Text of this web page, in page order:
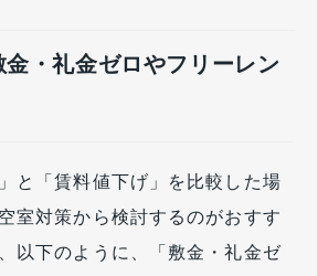
・礼金ゼロやフリーレン
と「賃料値下げ」を比較した場
室対策から検討するのがおすす
以下のように、「敷金・礼金ゼ